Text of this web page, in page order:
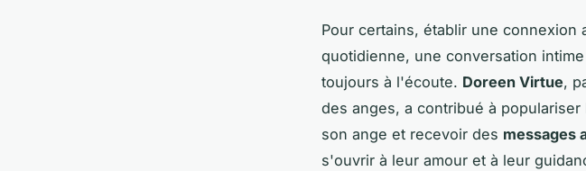
Pour certains, établir une
quotidienne, une conversation
toujours à l'écoute. Doreen Virtue,
des anges, a contribué à
son ange et recevoir des messages
s'ouvrir à leur amour et à leur